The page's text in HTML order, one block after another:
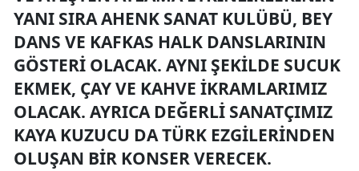
YANI SIRA AHENK SANAT KULÜBÜ, BEY
DANS VE KAFKAS HALK DANSLARININ
GÖSTERI OLACAK. AYNI ŞEKILDE SUCUK
EKMEK, ÇAY VE KAHVE IKRAMLARIMIZ
OLACAK. AYRICA DEĞERLI SANATÇIMIZ
KAYA KUZUCU DA TÜRK EZGILERINDEN
OLUŞAN BIR KONSER VERECEK.